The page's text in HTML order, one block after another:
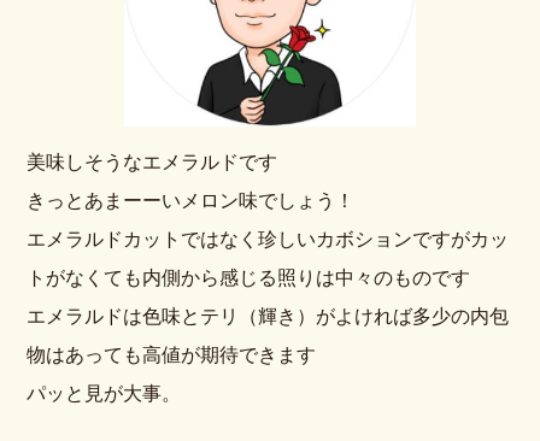
美味しそうなエメラルドです
きっとあまーーいメロン味でしょう！
エメラルドカットではなく珍しいカボションですがカッ
トがなくても内側から感じる照りは中々のものです
エメラルドは色味とテリ（輝き）がよければ多少の内包
物はあっても高値が期待できます
パッと見が大事。